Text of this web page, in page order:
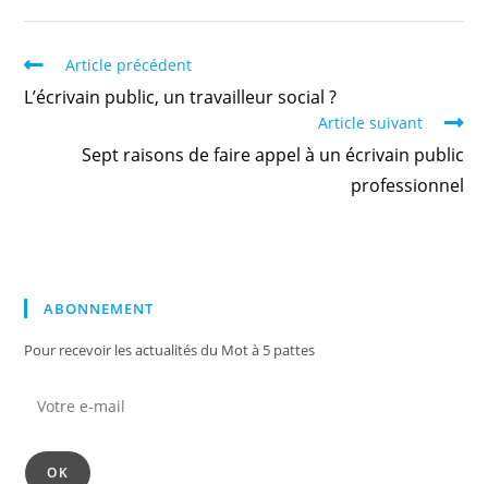
Article précédent
L’écrivain public, un travailleur social ?
Article suivant
Sept raisons de faire appel à un écrivain public
professionnel
ABONNEMENT
Pour recevoir les actualités du Mot à 5 pattes
OK